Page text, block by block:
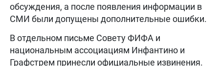
обсуждения, а после появления информации в
СМИ были допущены дополнительные ошибки.
В отдельном письме Совету ФИФА и
национальным ассоциациям Инфантино и
Графстрем принесли официальные извинения.